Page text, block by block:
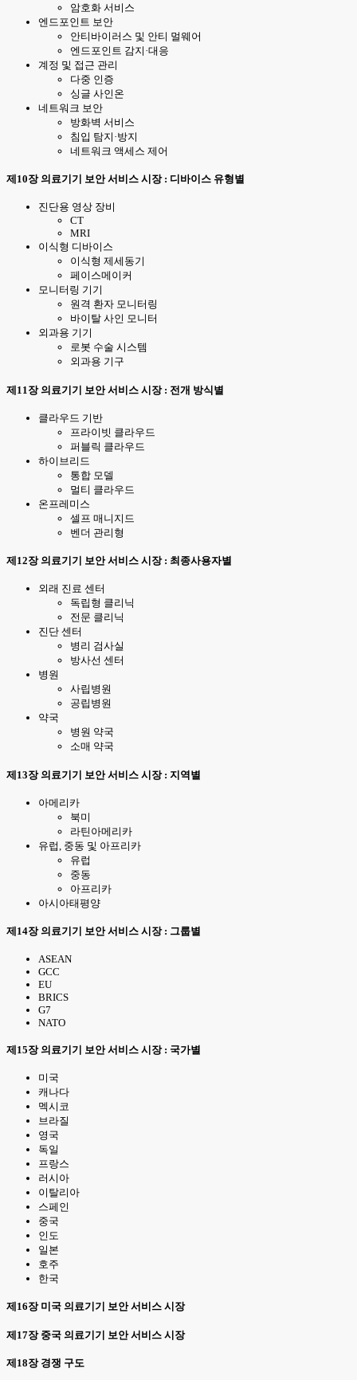
암호화 서비스
엔드포인트 보안
안티바이러스 및 안티 멀웨어
엔드포인트 감지·대응
계정 및 접근 관리
다중 인증
싱글 사인온
네트워크 보안
방화벽 서비스
침입 탐지·방지
네트워크 액세스 제어
제10장 의료기기 보안 서비스 시장 : 디바이스 유형별
진단용 영상 장비
CT
MRI
이식형 디바이스
이식형 제세동기
페이스메이커
모니터링 기기
원격 환자 모니터링
바이탈 사인 모니터
외과용 기기
로봇 수술 시스템
외과용 기구
제11장 의료기기 보안 서비스 시장 : 전개 방식별
클라우드 기반
프라이빗 클라우드
퍼블릭 클라우드
하이브리드
통합 모델
멀티 클라우드
온프레미스
셀프 매니지드
벤더 관리형
제12장 의료기기 보안 서비스 시장 : 최종사용자별
외래 진료 센터
독립형 클리닉
전문 클리닉
진단 센터
병리 검사실
방사선 센터
병원
사립병원
공립병원
약국
병원 약국
소매 약국
제13장 의료기기 보안 서비스 시장 : 지역별
아메리카
북미
라틴아메리카
유럽, 중동 및 아프리카
유럽
중동
아프리카
아시아태평양
제14장 의료기기 보안 서비스 시장 : 그룹별
ASEAN
GCC
EU
BRICS
G7
NATO
제15장 의료기기 보안 서비스 시장 : 국가별
미국
캐나다
멕시코
브라질
영국
독일
프랑스
러시아
이탈리아
스페인
중국
인도
일본
호주
한국
제16장 미국 의료기기 보안 서비스 시장
제17장 중국 의료기기 보안 서비스 시장
제18장 경쟁 구도